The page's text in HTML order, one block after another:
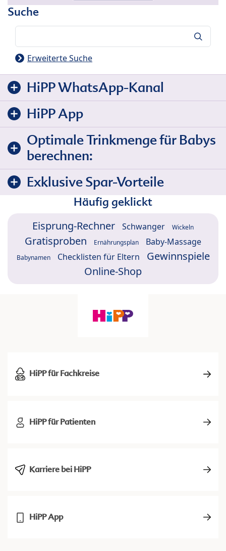
Suche
Erweiterte Suche
HiPP WhatsApp-Kanal
HiPP App
Optimale Trinkmenge für Babys
berechnen:
Exklusive Spar-Vorteile
Häufig geklickt
Eisprung-Rechner Schwanger Wickeln
Gratisproben Ernährungsplan Baby-Massage
Babynamen Checklisten für Eltern
Gewinnspiele
Online-Shop
HiPP für Fachkreise
HiPP für Patienten
Karriere bei HiPP
HiPP App